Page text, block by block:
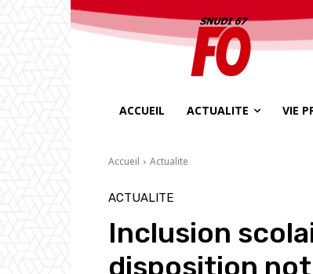
ACCUEIL ACTUALITE VIE
Accueil Actualite
ACTUALITE
Inclusion
disposition